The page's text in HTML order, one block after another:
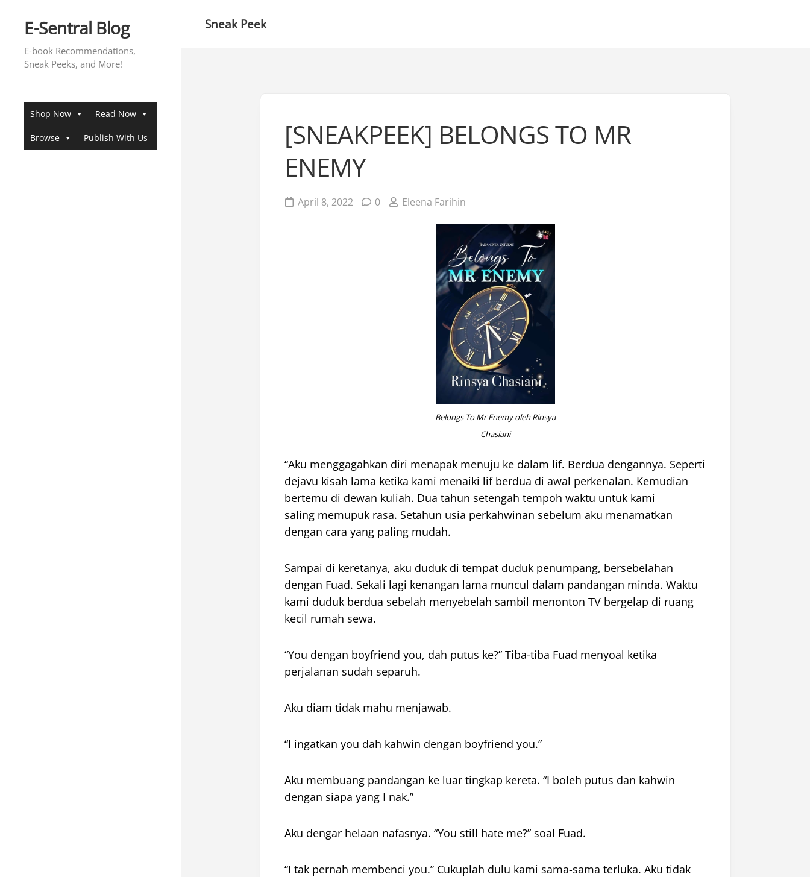
contentE-Sentral Blog
E-book Recommendations,
Sneak Peeks, and More!
Shop Now Read Now
Browse Publish With Us
Sneak Peek
[SNEAKPEEK] BELONGS TO MR
ENEMY
April 8, 2022 0 Eleena Farihin
Belongs To Mr Enemy oleh Rinsya
Chasiani
“Aku menggagahkan diri menapak menuju ke dalam lif. Berdua dengannya. Seperti
dejavu kisah lama ketika kami menaiki lif berdua di awal perkenalan. Kemudian
bertemu di dewan kuliah. Dua tahun setengah tempoh waktu untuk kami
saling memupuk rasa. Setahun usia perkahwinan sebelum aku menamatkan
dengan cara yang paling mudah.
Sampai di keretanya, aku duduk di tempat duduk penumpang, bersebelahan
dengan Fuad. Sekali lagi kenangan lama muncul dalam pandangan minda. Waktu
kami duduk berdua sebelah menyebelah sambil menonton TV bergelap di ruang
kecil rumah sewa.
“You dengan boyfriend you, dah putus ke?” Tiba-tiba Fuad menyoal ketika
perjalanan sudah separuh.
Aku diam tidak mahu menjawab.
“I ingatkan you dah kahwin dengan boyfriend you.”
Aku membuang pandangan ke luar tingkap kereta. “I boleh putus dan kahwin
dengan siapa yang I nak.”
Aku dengar helaan nafasnya. “You still hate me?” soal Fuad.
“I tak pernah membenci you.” Cukuplah dulu kami sama-sama terluka. Aku tidak